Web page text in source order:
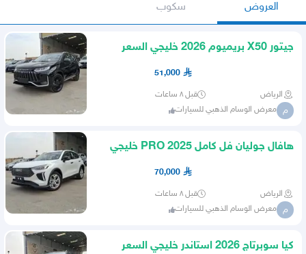
العروض سكوب
جيتور X50 بريميوم 2026 خليجي السعر
51,000
الرياض قبل ٨ ساعات
م معرض الوسام الذهبي للسيارات
هافال جوليان فل كامل PRO 2025 خليجي
70,000
الرياض قبل ٨ ساعات
م معرض الوسام الذهبي للسيارات
كيا سوبرتاج 2026 استاندر خليجي السعر